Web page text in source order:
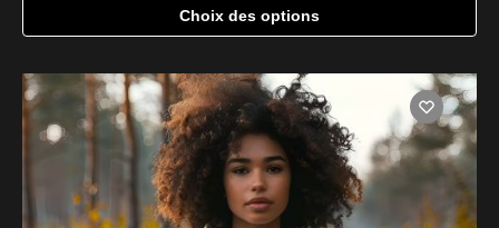
Choix des options
produit
a
plusieurs
options